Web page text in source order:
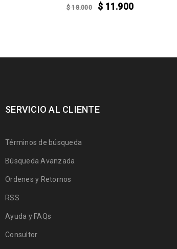
$18.000 $ 11.900
SERVICIO AL CLIENTE
Términos de búsqueda
Búsqueda Avanzada
Ordenes y Retornos
RSS
Ayuda y FAQs
Consultor